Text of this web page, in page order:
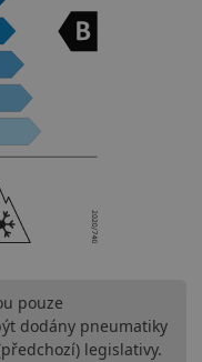
pouze
dodány pneumatiky
legislativy.